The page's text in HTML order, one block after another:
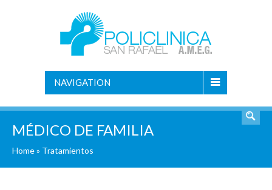
NAVIGATION
MÉDICO DE FAMILIA
Home» Tratamientos